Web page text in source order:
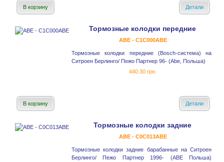
В корзину Детали
Тормозные колодки передние
ABE - C1C000ABE
Тормозные колодки передние (Bosch-система) на
Ситроен Берлинго/ Пежо Партнер 96- (Abe, Польша)
440.30 грн.
В корзину Детали
Тормозные колодки задние
ABE - C0C013ABE
Тормозные колодки задние барабанные на Ситроен
Берлинго/ Пежо Партнер 1996- (ABE Польша)